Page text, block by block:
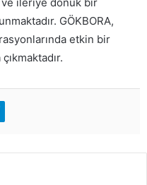
GÖKBORA,
etkin bir